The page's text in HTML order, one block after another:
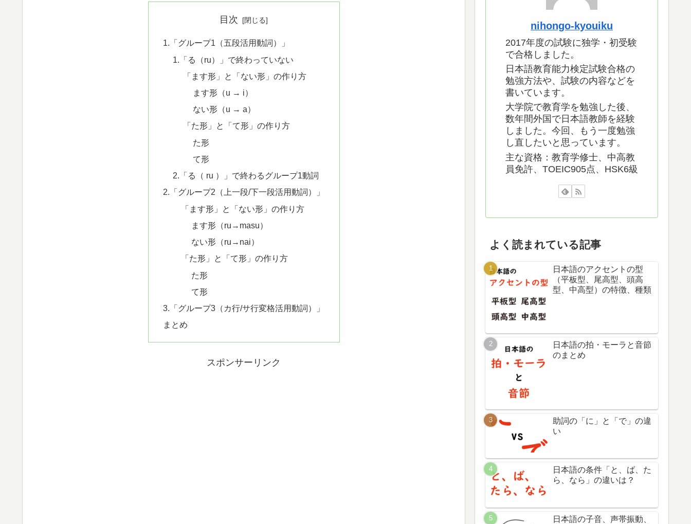
目次
1.「グループ1（五段活用動詞）」
1.「る（ru）」で終わっていない
「ます形」と「ない形」の作り方
ます形（u → i）
ない形（u → a）
「た形」と「て形」の作り方
た形
て形
2.「る（ ru ）」で終わるグループ1動詞
2.「グループ2（上一段/下一段活用動詞）」
「ます形」と「ない形」の作り方
ます形（ru→masu）
ない形（ru→nai）
「た形」と「て形」の作り方
た形
て形
3.「グループ3（カ行/サ行変格活用動詞）」
まとめ
スポンサーリンク
nihongo-kyouiku
2017年度の試験に独学・初受験
で合格しました。
日本語教育能力検定試験合格の
勉強方法や、試験の内容などを
書いています。
大学院で教育学を勉強した後、
数年間外国で日本語教師を経験
しました。今回、もう一度勉強
し直したいと思っています。
主な資格：教育学修士、中高教
員免許、TOEIC905点、HSK6級
よく読まれている記事
日本語のアクセントの型
（平板型、尾高型、頭高
型、中高型）の特徴、種類
日本語の拍・モーラと音節
のまとめ
助詞の「に」と「で」の違
い
日本語の条件「と、ば、た
ら、なら」の違いは？
日本語の子音、声帯振動、